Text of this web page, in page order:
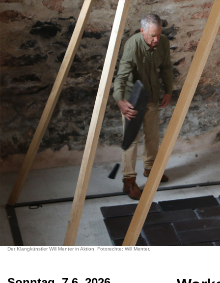
Der Klangkünstler Will Menter in Aktion. Fotorechte: Will Menter.